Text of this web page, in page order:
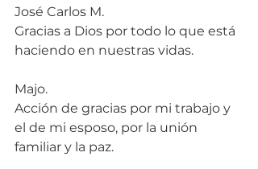
José Carlos M.
Gracias a Dios por todo lo que está
haciendo en nuestras vidas.
Majo.
Acción de gracias por mi trabajo y
el de mi esposo, por la unión
familiar y la paz.